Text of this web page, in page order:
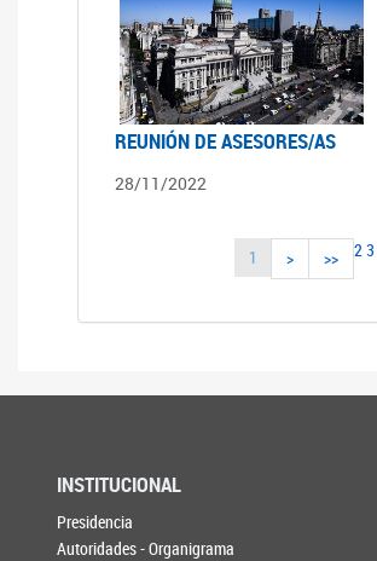
REUNIÓN DE ASESORES/AS
28/11/2022
1 23
> >>
INSTITUCIONAL
Presidencia
Autoridades - Organigrama